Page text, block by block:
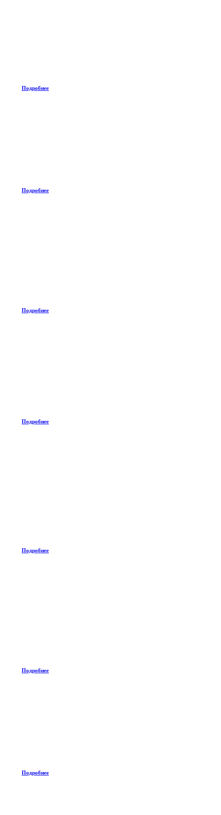
Подробнее
Подробнее
Подробнее
Подробнее
Подробнее
Подробнее
Подробнее